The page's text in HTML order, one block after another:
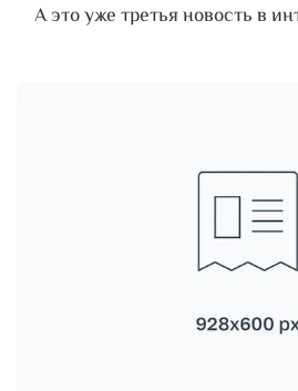
А это уже третья новость в